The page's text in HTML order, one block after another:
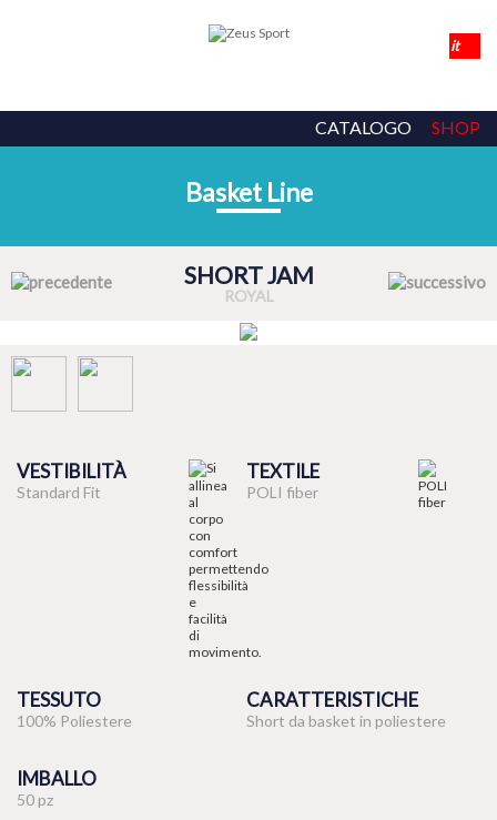
CATALOGO SHOP
Basket Line
SHORT JAM
ROYAL
VESTIBILITÀ
Standard Fit
TEXTILE
POLI fiber
TESSUTO
100% Poliestere
CARATTERISTICHE
Short da basket in poliestere
IMBALLO
50 pz